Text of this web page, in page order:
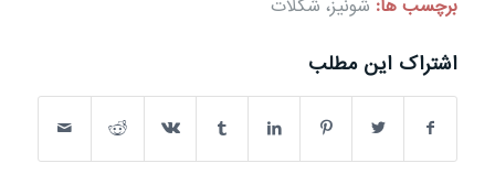
برچسب ها: شونیز، شکلات
اشتراک این مطلب